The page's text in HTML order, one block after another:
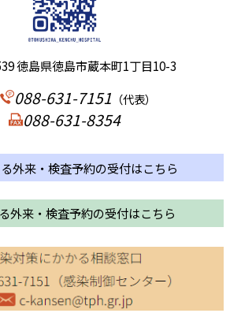
徳島県徳島市蔵本町1丁目10-3
088-631-7151 （代表）
088-631-8354
外来・検査予約の受付はこちら
外来・検査予約の受付はこちら